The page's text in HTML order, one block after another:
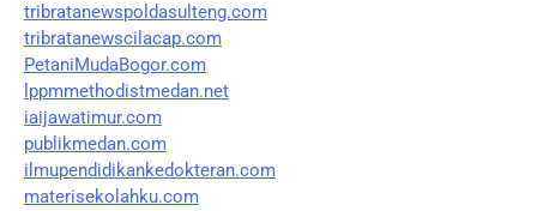
tribratanewspoldasulteng.com
tribratanewscilacap.com
PetaniMudaBogor.com
lppmmethodistmedan.net
iaijawatimur.com
publikmedan.com
ilmupendidikankedokteran.com
materisekolahku.com